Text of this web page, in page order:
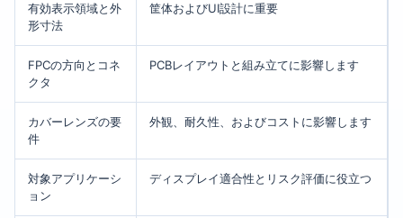
有効表示領域と外
形寸法
筐体およびUI設計に重要
FPCの方向とコネ
クタ
PCBレイアウトと組み立てに影響します
カバーレンズの要
件
外観、耐久性、およびコストに影響します
対象アプリケーシ
ョン
ディスプレイ適合性とリスク評価に役立つ